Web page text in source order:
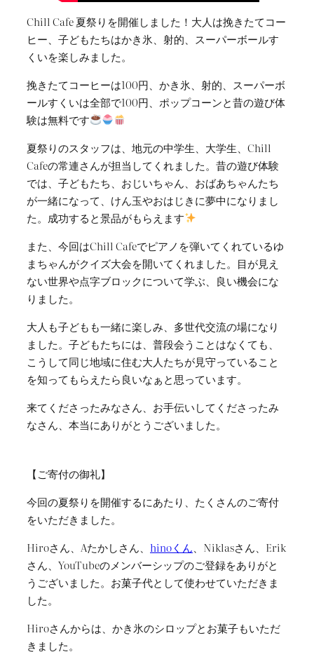
Chill Cafe 夏祭りを開催しました！大人は挽きたてコー
ヒー、子どもたちはかき氷、射的、スーパーボールす
くいを楽しみました。
挽きたてコーヒーは100円、かき氷、射的、スーパーボ
ールすくいは全部で100円、ポップコーンと昔の遊び体
験は無料です
夏祭りのスタッフは、地元の中学生、大学生、Chill
Cafeの常連さんが担当してくれました。昔の遊び体験
では、子どもたち、おじいちゃん、おばあちゃんたち
が一緒になって、けん玉やおはじきに夢中になりまし
た。成功すると景品がもらえます
また、今回はChill Cafeでピアノを弾いてくれているゆ
まちゃんがクイズ大会を開いてくれました。目が見え
ない世界や点字ブロックについて学ぶ、良い機会にな
りました。
大人も子どもも一緒に楽しみ、多世代交流の場になり
ました。子どもたちには、普段会うことはなくても、
こうして同じ地域に住む大人たちが見守っていること
を知ってもらえたら良いなぁと思っています。
来てくださったみなさん、お手伝いしてくださったみ
なさん、本当にありがとうございました。
【ご寄付の御礼】
今回の夏祭りを開催するにあたり、たくさんのご寄付
をいただきました。
Hiroさん、Aたかしさん、 hinoくん、Niklasさん、Erik
さん、YouTubeのメンバーシップのご登録をありがと
うございました。お菓子代として使わせていただきま
した。
Hiroさんからは、かき氷のシロップとお菓子もいただ
きました。